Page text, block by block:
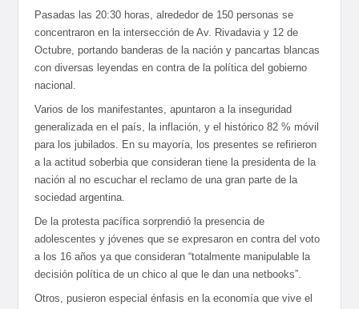
Pasadas las 20:30 horas, alrededor de 150 personas se
concentraron en la intersección de Av. Rivadavia y 12 de
Octubre, portando banderas de la nación y pancartas blancas
con diversas leyendas en contra de la política del gobierno
nacional.
Varios de los manifestantes, apuntaron a la inseguridad
generalizada en el país, la inflación, y el histórico 82 % móvil
para los jubilados. En su mayoría, los presentes se refirieron
a la actitud soberbia que consideran tiene la presidenta de la
nación al no escuchar el reclamo de una gran parte de la
sociedad argentina.
De la protesta pacífica sorprendió la presencia de
adolescentes y jóvenes que se expresaron en contra del voto
a los 16 años ya que consideran “totalmente manipulable la
decisión política de un chico al que le dan una netbooks”.
Otros, pusieron especial énfasis en la economía que vive el